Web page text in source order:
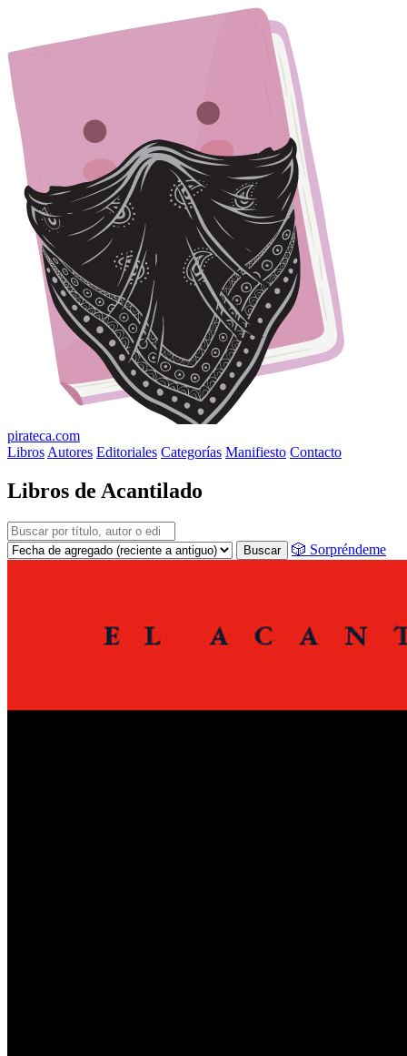
pirateca.com
Libros Autores Editoriales Categorías Manifiesto Contacto
Libros de Acantilado
Buscar 🎲 Sorpréndeme